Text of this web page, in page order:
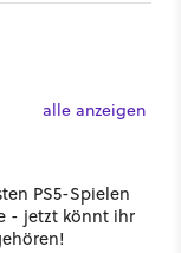
alle anzeigen
PS5-Spielen
- jetzt könnt ihr